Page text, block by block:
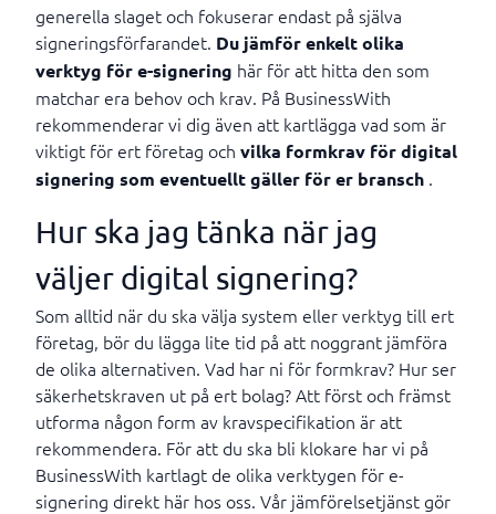
generella slaget och fokuserar endast på själva
signeringsförfarandet. Du jämför enkelt olika
verktyg för e-signering här för att hitta den som
matchar era behov och krav. På BusinessWith
rekommenderar vi dig även att kartlägga vad som är
viktigt för ert företag och vilka formkrav för digital
signering som eventuellt gäller för er bransch .
Hur ska jag tänka när jag
väljer digital signering?
Som alltid när du ska välja system eller verktyg till ert
företag, bör du lägga lite tid på att noggrant jämföra
de olika alternativen. Vad har ni för formkrav? Hur ser
säkerhetskraven ut på ert bolag? Att först och främst
utforma någon form av kravspecifikation är att
rekommendera. För att du ska bli klokare har vi på
BusinessWith kartlagt de olika verktygen för e-
signering direkt här hos oss. Vår jämförelsetjänst gör